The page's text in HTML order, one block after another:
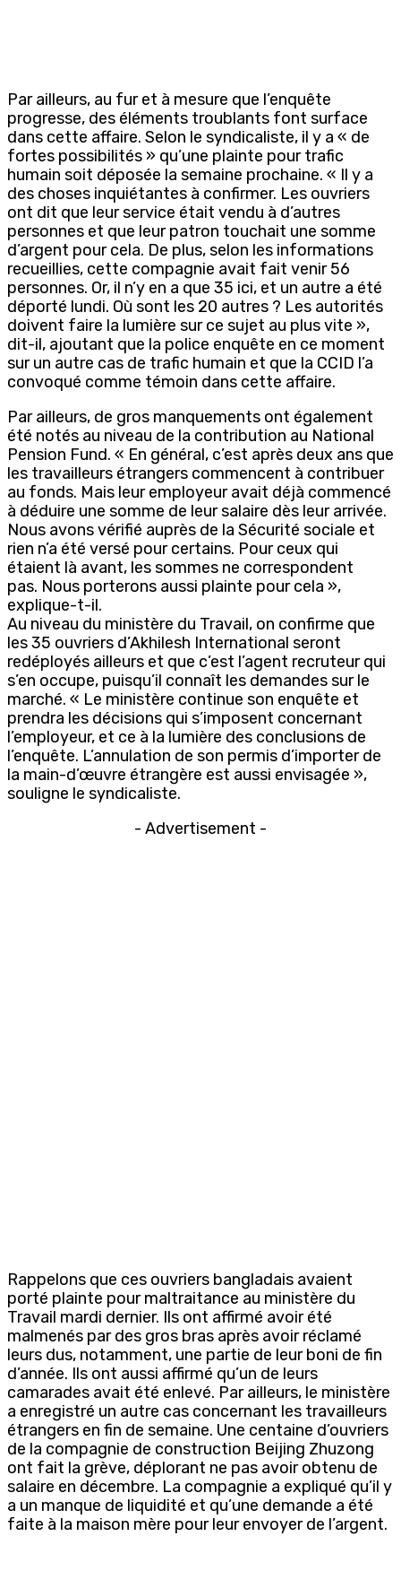
Par ailleurs, au fur et à mesure que l’enquête
progresse, des éléments troublants font surface
dans cette affaire. Selon le syndicaliste, il y a « de
fortes possibilités » qu’une plainte pour trafic
humain soit déposée la semaine prochaine. « Il y a
des choses inquiétantes à confirmer. Les ouvriers
ont dit que leur service était vendu à d’autres
personnes et que leur patron touchait une somme
d’argent pour cela. De plus, selon les informations
recueillies, cette compagnie avait fait venir 56
personnes. Or, il n’y en a que 35 ici, et un autre a été
déporté lundi. Où sont les 20 autres ? Les autorités
doivent faire la lumière sur ce sujet au plus vite »,
dit-il, ajoutant que la police enquête en ce moment
sur un autre cas de trafic humain et que la CCID l’a
convoqué comme témoin dans cette affaire.
Par ailleurs, de gros manquements ont également
été notés au niveau de la contribution au National
Pension Fund. « En général, c’est après deux ans que
les travailleurs étrangers commencent à contribuer
au fonds. Mais leur employeur avait déjà commencé
à déduire une somme de leur salaire dès leur arrivée.
Nous avons vérifié auprès de la Sécurité sociale et
rien n’a été versé pour certains. Pour ceux qui
étaient là avant, les sommes ne correspondent
pas. Nous porterons aussi plainte pour cela »,
explique-t-il.
Au niveau du ministère du Travail, on confirme que
les 35 ouvriers d’Akhilesh International seront
redéployés ailleurs et que c’est l’agent recruteur qui
s’en occupe, puisqu’il connaît les demandes sur le
marché. « Le ministère continue son enquête et
prendra les décisions qui s’imposent concernant
l’employeur, et ce à la lumière des conclusions de
l’enquête. L’annulation de son permis d’importer de
la main-d’œuvre étrangère est aussi envisagée »,
souligne le syndicaliste.
- Advertisement -
Rappelons que ces ouvriers bangladais avaient
porté plainte pour maltraitance au ministère du
Travail mardi dernier. Ils ont affirmé avoir été
malmenés par des gros bras après avoir réclamé
leurs dus, notamment, une partie de leur boni de fin
d’année. Ils ont aussi affirmé qu’un de leurs
camarades avait été enlevé. Par ailleurs, le ministère
a enregistré un autre cas concernant les travailleurs
étrangers en fin de semaine. Une centaine d’ouvriers
de la compagnie de construction Beijing Zhuzong
ont fait la grève, déplorant ne pas avoir obtenu de
salaire en décembre. La compagnie a expliqué qu’il y
a un manque de liquidité et qu’une demande a été
faite à la maison mère pour leur envoyer de l’argent.